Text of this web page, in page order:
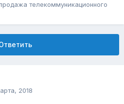
телекоммуникационного
2018